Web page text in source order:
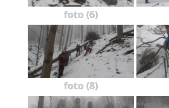
foto (6)
foto (8)